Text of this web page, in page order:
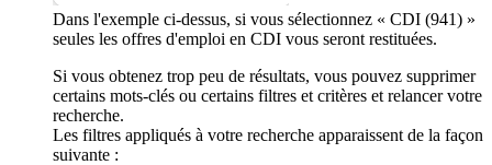
Dans l'exemple ci-dessus, si vous sélectionnez « CDI (941) »
seules les offres d'emploi en CDI vous seront restituées.
Si vous obtenez trop peu de résultats, vous pouvez supprimer
certains mots-clés ou certains filtres et critères et relancer votre
recherche.
Les filtres appliqués à votre recherche apparaissent de la façon
suivante :